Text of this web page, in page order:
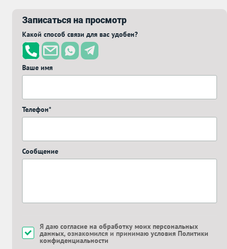
Записаться на просмотр
Какой способ связи для вас удобен?
Ваше имя
Телефон*
Сообщение
Я даю согласие на обработку моих персональных
данных, ознакомился и принимаю условия Политики
конфиденциальности